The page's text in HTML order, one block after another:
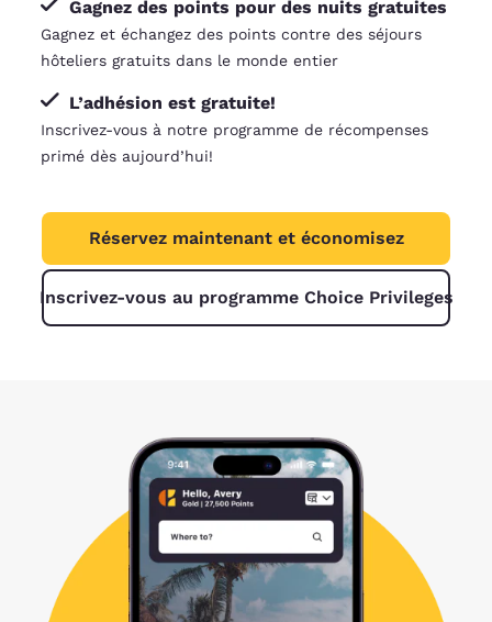
Gagnez des points pour des nuits gratuites
Gagnez et échangez des points contre des séjours
hôteliers gratuits dans le monde entier
L’adhésion est gratuite!
Inscrivez-vous à notre programme de récompenses
primé dès aujourd’hui!
Réservez maintenant et économisez
Inscrivez-vous au programme Choice Privileges